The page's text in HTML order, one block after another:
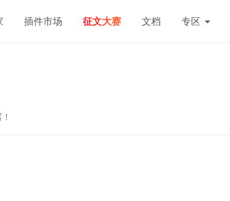
插件市场 征文大赛 文档 专区